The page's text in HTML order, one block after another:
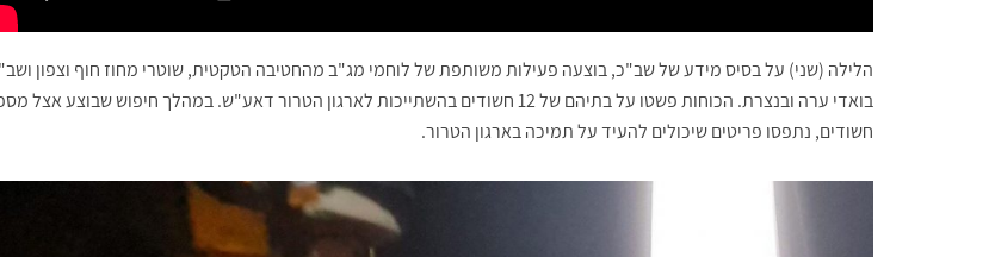
הלילה (שני) על בסיס מידע של שב"כ, בוצעה פעילות משותפת של לוחמי מג"ב מהחטיבה הטקטית, שוטרי מחוז חוף וצפון
בואדי ערה ובנצרת. הכוחות פשטו על בתיהם של 12 חשודים בהשתייכות לארגון הטרור דאע"ש. במהלך חיפוש שבוצע אצל
חשודים, נתפסו פריטים שיכולים להעיד על תמיכה בארגון הטרור.